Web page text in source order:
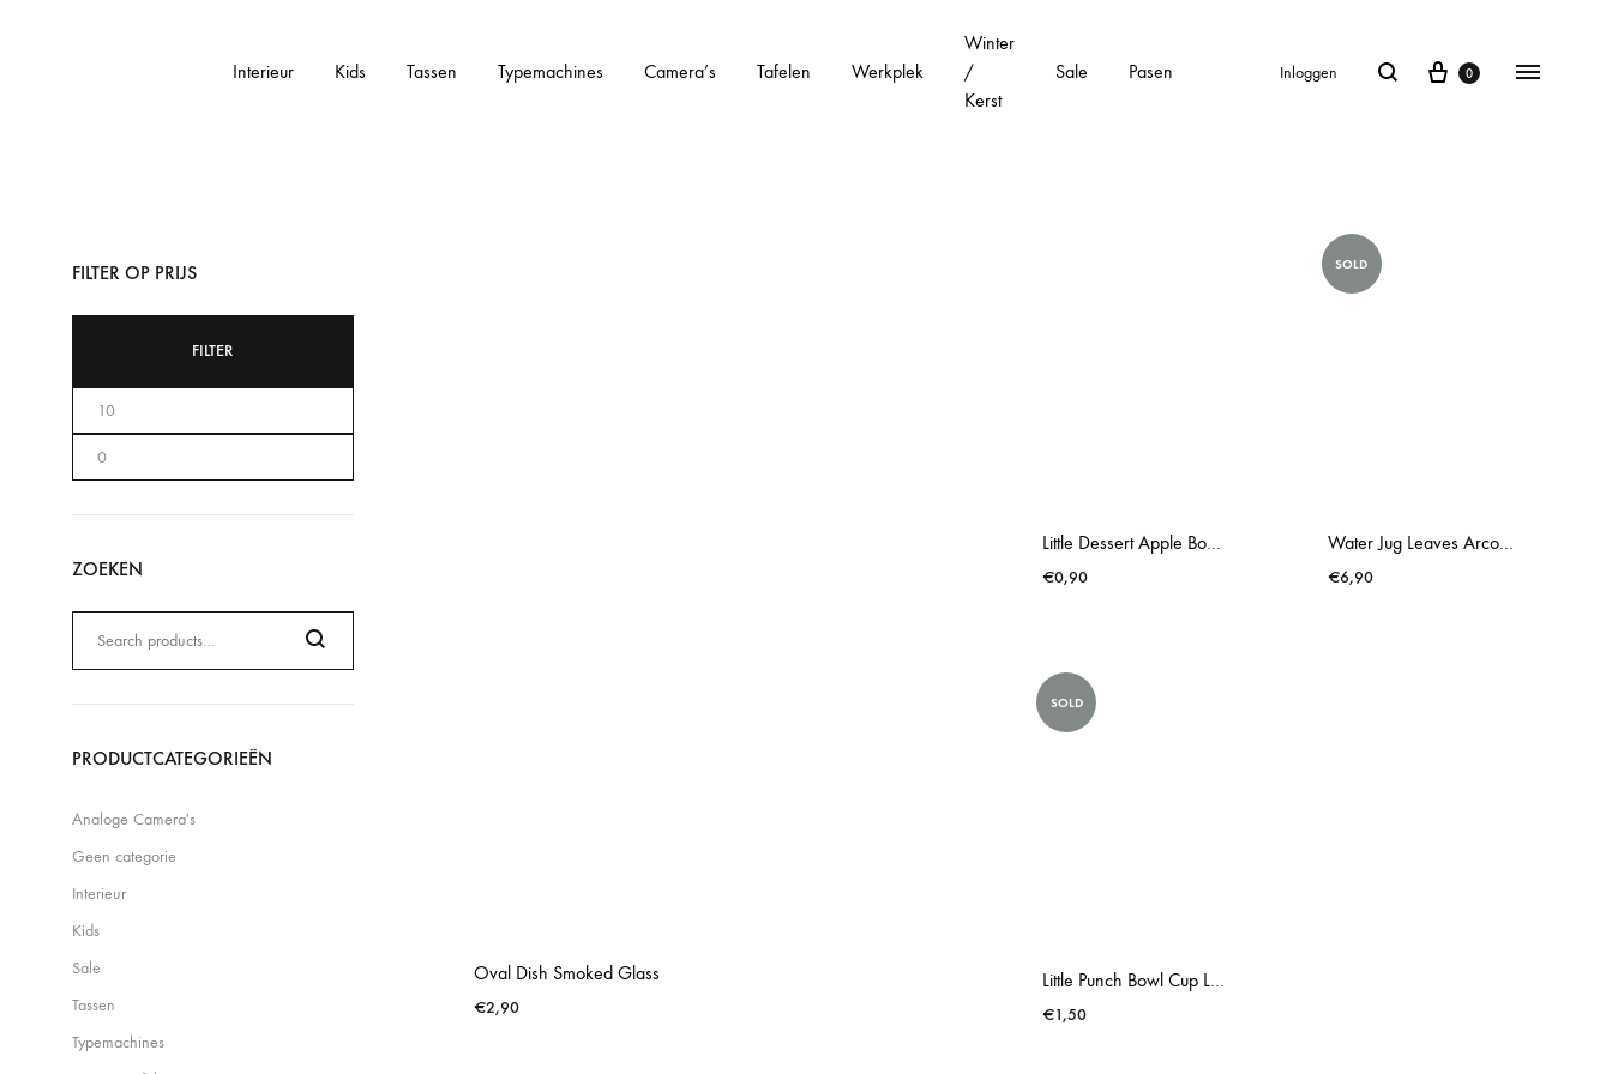
Interieur Kids Tassen Typemachines Camera’s Tafelen Werkplek
Winter
/
Kerst
Sale Pasen Inloggen 0
Oval Dish Smoked Glass
€2,90
€0,90
SOLD
Water Jug Leaves Arcoroc Aspen
€6,90
SOLD
Little Punch Bowl Cup Leaves Arcoroc Aspen
€1,50
FILTER OP PRIJS
FILTER
ZOEKEN
naar:
Search
PRODUCTCATEGORIEËN
Analoge Camera's
Geen categorie
Interieur
Kids
Sale
Tassen
Typemachines